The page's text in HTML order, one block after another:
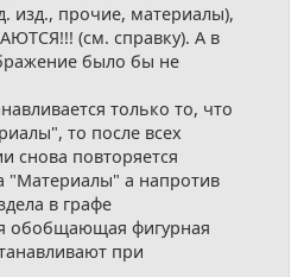
изд., прочие, материалы),
(см. справку). А в
было бы не
только то, что
то после всех
снова повторяется
"Материалы" а напротив
в графе
обобщающая фигурная
при